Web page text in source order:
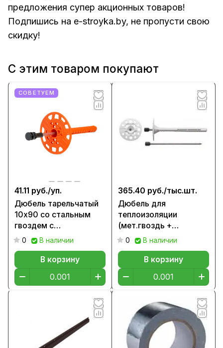
предложения супер акционных товаров!
Подпишись на e-stroyka.by, не пропусти свою
скидку!
С этим товаром покупают
СОВЕТУЕМ
41.11 руб./уп.
Дюбель тарельчатый
10х90 со стальным
гвоздем с
термоголовкой
0 В наличии
В корзину
365.40 руб./тыс.шт.
Дюбель для
теплоизоляции
(мет.гвоздь +
заглушка), 90мм
0 В наличии
В корзину